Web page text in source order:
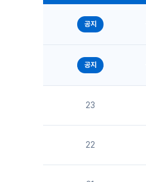
공지
공지
23
22